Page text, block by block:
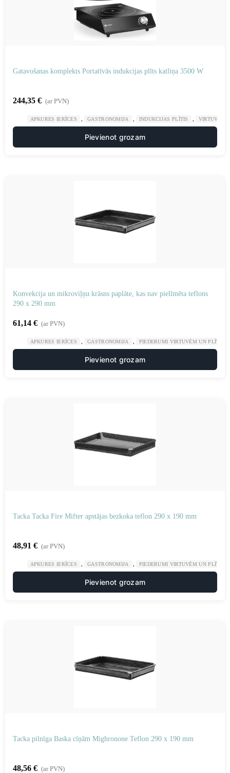
Gatavošanas komplekts Portatīvās indukcijas plīts katliņa 3500 W
244,35 € (ar PVN)
APKURES IERĪCES GASTRONOMIJA INDUKCIJAS PLĪTIS VIRTUVE
Pievienot grozam
Konvekcija un mikroviļņu krāsns paplāte, kas nav pielīmēta teflons
290 x 290 mm
61,14 € (ar PVN)
APKURES IERĪCES GASTRONOMIJA PIEDERUMI VIRTUVĒM UN PLĪTĪM
Pievienot grozam
Tacka Tacka Fire Mifter apstājas bezkoka teflon 290 x 190 mm
48,91 € (ar PVN)
APKURES IERĪCES GASTRONOMIJA PIEDERUMI VIRTUVĒM UN PLĪTĪM
Pievienot grozam
Tacka pilnīga Baska cīņām Mighronone Teflon 290 x 190 mm
48,56 € (ar PVN)